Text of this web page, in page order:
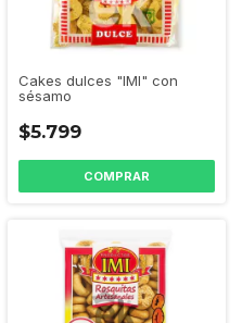
Cakes dulces "IMI" con
sésamo
$5.799